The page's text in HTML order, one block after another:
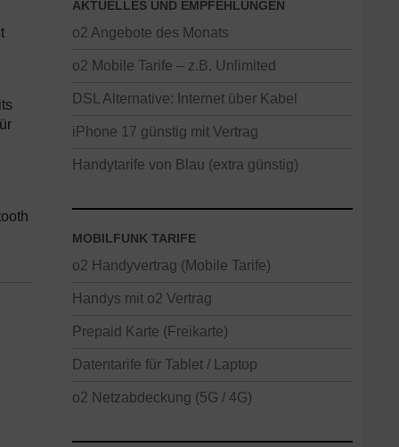
AKTUELLES UND EMPFEHLUNGEN
o2 Angebote des Monats
o2 Mobile Tarife – z.B. Unlimited
DSL Alternative: Internet über Kabel
iPhone 17 günstig mit Vertrag
Handytarife von Blau (extra günstig)
MOBILFUNK TARIFE
o2 Handyvertrag (Mobile Tarife)
Handys mit o2 Vertrag
Prepaid Karte (Freikarte)
Datentarife für Tablet / Laptop
o2 Netzabdeckung (5G / 4G)